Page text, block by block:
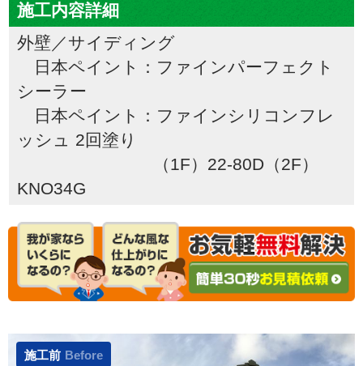
施工内容詳細
外壁／サイディング
日本ペイント：ファインパーフェクト
シーラー
日本ペイント：ファインシリコンフレ
ッシュ 2回塗り
（1F）22-80D（2F）
KNO34G
施工前 Before